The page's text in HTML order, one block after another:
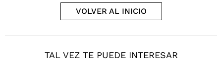
VOLVER AL INICIO
TAL VEZ TE PUEDE INTERESAR